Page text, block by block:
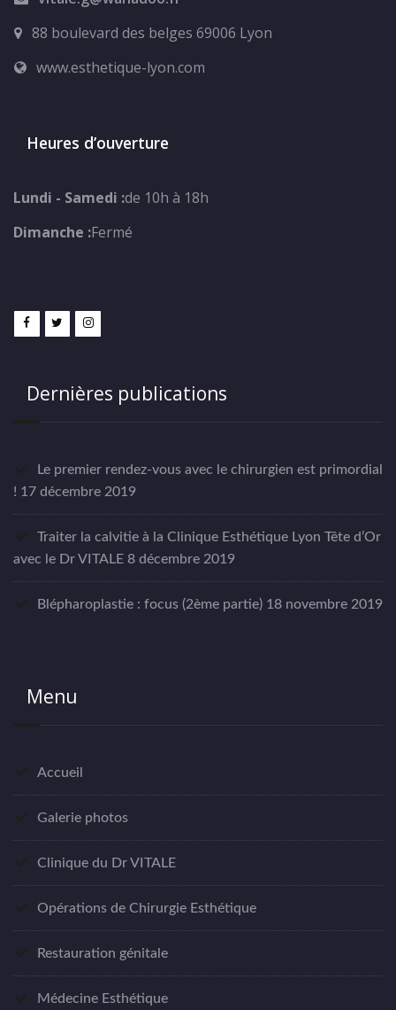
88 boulevard des belges 69006 Lyon
www.esthetique-lyon.com
Heures d’ouverture
Lundi - Samedi :de 10h à 18h
Dimanche :Fermé
Dernières publications
Le premier rendez-vous avec le chirurgien est primordial
! 17 décembre 2019
Traiter la calvitie à la Clinique Esthétique Lyon Tête d’Or
avec le Dr VITALE 8 décembre 2019
Blépharoplastie : focus (2ème partie) 18 novembre 2019
Menu
Accueil
Galerie photos
Clinique du Dr VITALE
Opérations de Chirurgie Esthétique
Restauration génitale
Médecine Esthétique